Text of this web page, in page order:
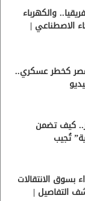
والكهرباء
الاصطناعي |
مصر كخطر عسكري..
كيف تضمن
تُجيب
بسوق الانتقالات
تكشف التفاصيل |